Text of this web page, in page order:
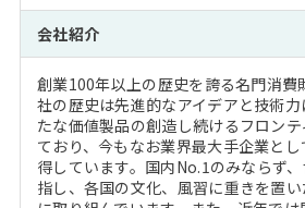
会社紹介
創業100年以上の歴史を誇る名門消費
社の歴史は先進的なアイデアと技術
たな価値製品の創造し続けるフロン
ており、今もなお業界最大手企業と
得しています。国内No.1のみならず
指し、各国の文化、風習に重きを置